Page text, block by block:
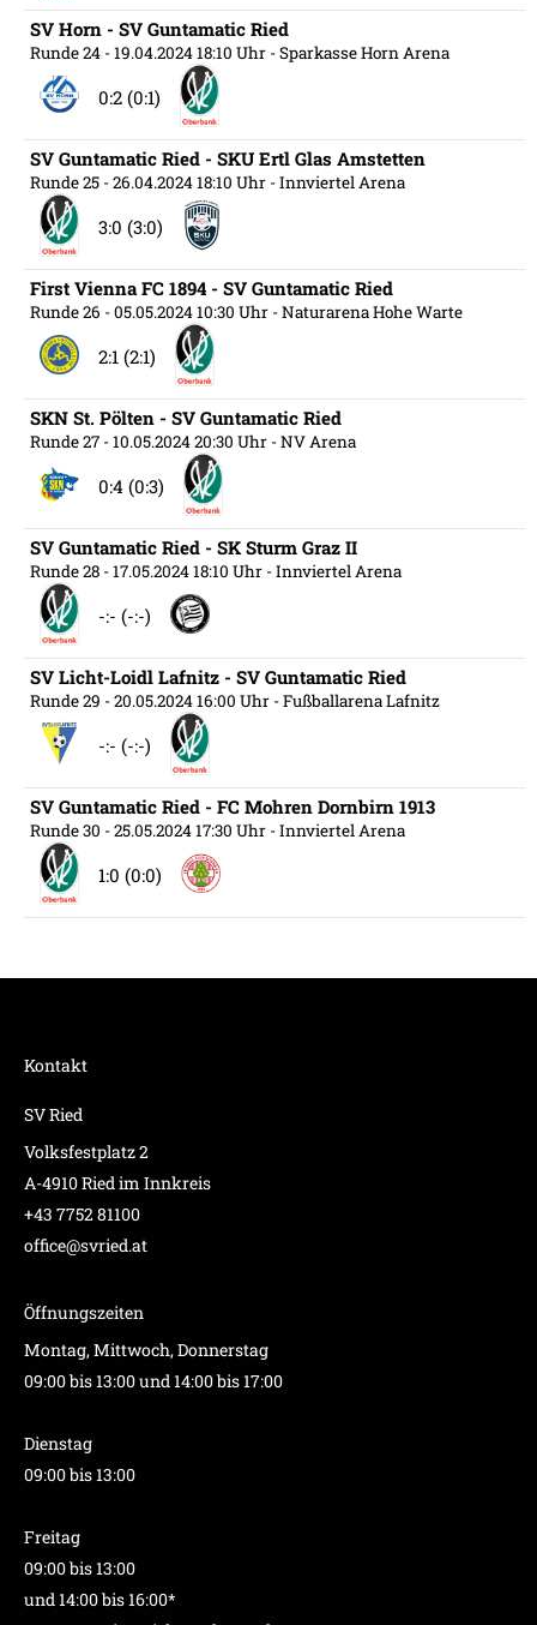
SV Horn - SV Guntamatic Ried
Runde 24 - 19.04.2024 18:10 Uhr - Sparkasse Horn Arena
0:2 (0:1)
SV Guntamatic Ried - SKU Ertl Glas Amstetten
Runde 25 - 26.04.2024 18:10 Uhr - Innviertel Arena
3:0 (3:0)
First Vienna FC 1894 - SV Guntamatic Ried
Runde 26 - 05.05.2024 10:30 Uhr - Naturarena Hohe Warte
2:1 (2:1)
SKN St. Pölten - SV Guntamatic Ried
Runde 27 - 10.05.2024 20:30 Uhr - NV Arena
0:4 (0:3)
SV Guntamatic Ried - SK Sturm Graz II
Runde 28 - 17.05.2024 18:10 Uhr - Innviertel Arena
-:- (-:-)
SV Licht-Loidl Lafnitz - SV Guntamatic Ried
Runde 29 - 20.05.2024 16:00 Uhr - Fußballarena Lafnitz
-:- (-:-)
SV Guntamatic Ried - FC Mohren Dornbirn 1913
Runde 30 - 25.05.2024 17:30 Uhr - Innviertel Arena
1:0 (0:0)
Kontakt
SV Ried
Volksfestplatz 2
A-4910 Ried im Innkreis
+43 7752 81100
office@svried.at
Öffnungszeiten
Montag, Mittwoch, Donnerstag
09:00 bis 13:00 und 14:00 bis 17:00
Dienstag
09:00 bis 13:00
Freitag
09:00 bis 13:00
und 14:00 bis 16:00*